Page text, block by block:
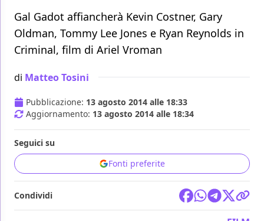
Gal Gadot affiancherà Kevin Costner, Gary
Oldman, Tommy Lee Jones e Ryan Reynolds in
Criminal, film di Ariel Vroman
di Matteo Tosini
Pubblicazione: 13 agosto 2014 alle 18:33
Aggiornamento: 13 agosto 2014 alle 18:34
Seguici su
Fonti preferite
Condividi